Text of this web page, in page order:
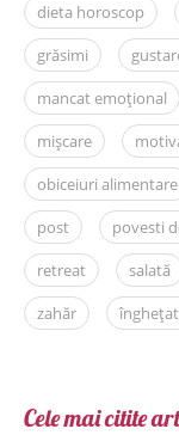
dieta horoscop
grăsimi
mancat emoțional
mișcare
obiceiuri alimentare
post
povesti
retreat
salată
zahăr
Cele mai citite